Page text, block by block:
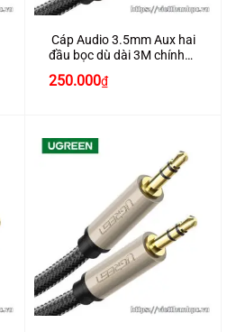
Cáp Audio 3.5mm Aux hai
đầu bọc dù dài 3M chính
hãng Ugreen 40782
250.000₫